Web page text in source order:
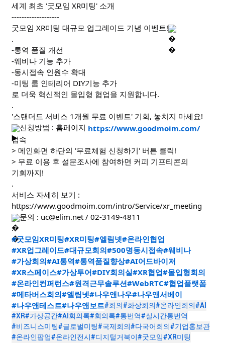
세계 최초 '굿모임 XR미팅' 소개
-------------------
굿모임 XR미팅 대규모 업그레이드 기념 이벤트!
.
-통역 품질 개선
-웨비나 기능 추가
-동시접속 인원수 확대
-미팅 룸 인테리어 DIY기능 추가
로 더욱 혁신적인 몰입형 협업을 지원합니다.
.
'스탠더드 서비스 1개월 무료 이벤트' 기회, 놓치지 마세요!
신청방법 : 홈페이지 https://www.goodmoim.com/
접속
> 메인화면 하단의 '무료체험 신청하기' 버튼 클릭!
> 무료 이용 후 설문조사에 참여하면 커피 기프티콘의
기회까지!
.
서비스 자세히 보기 :
https://www.goodmoim.com/intro/Service/xr_meeting
문의 : uc@elim.net / 02-3149-4811
.
#굿모임XR미팅#XR미팅#엘림넷#온라인협업
#XR업그레이드#대규모회의#500명동시접속#웨비나
#가상회의#AI통역#통역품질향상#AI어드바이저
#XR스페이스#가상투어#DIY회의실#XR협업#몰입형회의
#온라인컨퍼런스#원격근무솔루션#WebRTC#협업플랫폼
#메타버스회의#엘림넷#나우앤나우#나우앤서베이
#나우앤테스트#나우앤보트#회의#화상회의#온라인회의#AI
#XR#가상공간#AI회의록#회의록#통번역#실시간통번역
#비즈니스미팅#글로벌미팅#국제회의#다국어회의#기업홍보관
#온라인팝업#온라인전시#디지털거북이#굿모임#XR미팅